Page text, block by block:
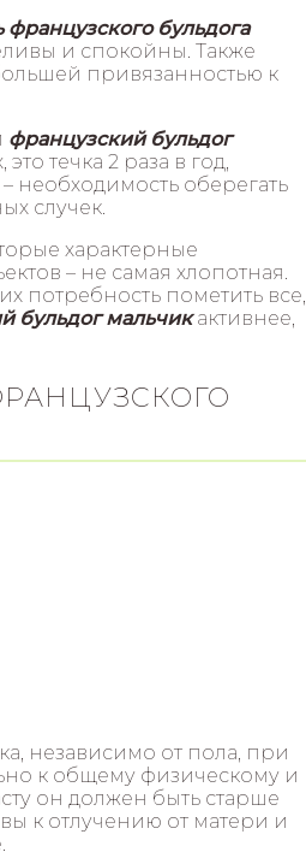
французского бульдога
и спокойны. Также
привязанностью к
французский бульдог
течка 2 раза в год,
необходимость оберегать
случек.
характерные
– не самая хлопотная.
потребность пометить все,
бульдог мальчик активнее,
независимо от пола, при
к общему физическому и
он должен быть старше
к отлучению от матери и